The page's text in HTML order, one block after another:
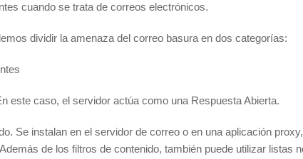
cuando se trata de correos electrónicos.
dividir la amenaza del correo basura en dos categorías:
este caso, el servidor actúa como una Respuesta Abierta.
Se instalan en el servidor de correo o en una aplicación
de los filtros de contenido, también puede utilizar listas